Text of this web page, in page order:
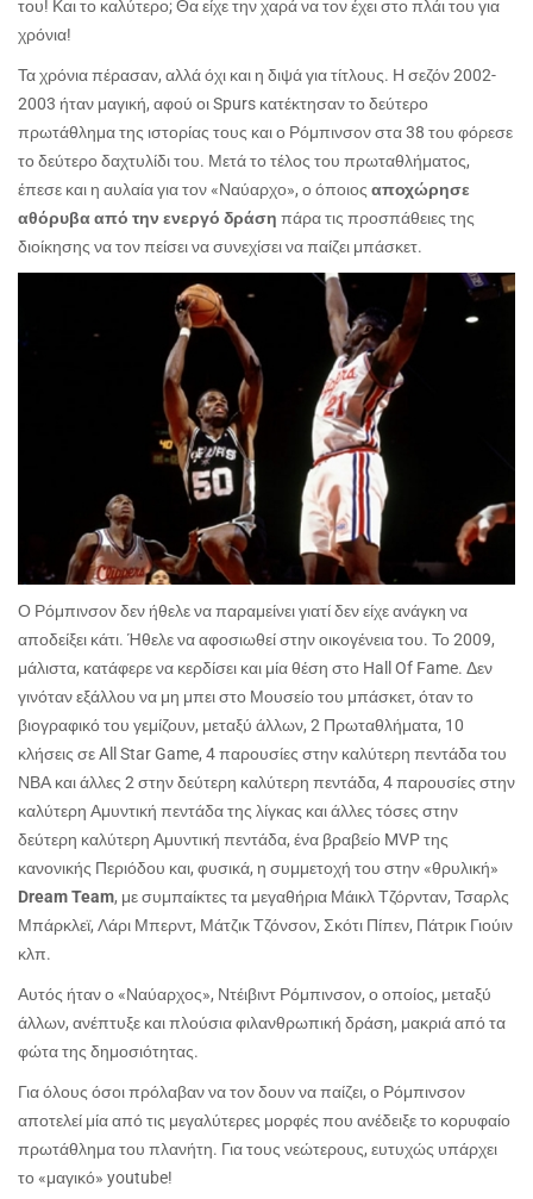
του! Και το καλύτερο; Θα είχε την χαρά να τον έχει στο πλάι του για
χρόνια!
Τα χρόνια πέρασαν, αλλά όχι και η διψά για τίτλους. Η σεζόν 2002-
2003 ήταν μαγική, αφού οι Spurs κατέκτησαν το δεύτερο
πρωτάθλημα της ιστορίας τους και ο Ρόμπινσον στα 38 του φόρεσε
το δεύτερο δαχτυλίδι του. Μετά το τέλος του πρωταθλήματος,
έπεσε και η αυλαία για τον «Ναύαρχο», ο όποιος αποχώρησε
αθόρυβα από την ενεργό δράση πάρα τις προσπάθειες της
διοίκησης να τον πείσει να συνεχίσει να παίζει μπάσκετ.
Ο Ρόμπινσον δεν ήθελε να παραμείνει γιατί δεν είχε ανάγκη να
αποδείξει κάτι. Ήθελε να αφοσιωθεί στην οικογένεια του. Το 2009,
μάλιστα, κατάφερε να κερδίσει και μία θέση στο Hall Of Fame. Δεν
γινόταν εξάλλου να μη μπει στο Μουσείο του μπάσκετ, όταν το
βιογραφικό του γεμίζουν, μεταξύ άλλων, 2 Πρωταθλήματα, 10
κλήσεις σε All Star Game, 4 παρουσίες στην καλύτερη πεντάδα του
ΝΒΑ και άλλες 2 στην δεύτερη καλύτερη πεντάδα, 4 παρουσίες στην
καλύτερη Αμυντική πεντάδα της λίγκας και άλλες τόσες στην
δεύτερη καλύτερη Αμυντική πεντάδα, ένα βραβείο MVP της
κανονικής Περιόδου και, φυσικά, η συμμετοχή του στην «θρυλική»
Dream Team, με συμπαίκτες τα μεγαθήρια Μάικλ Τζόρνταν, Τσαρλς
Μπάρκλεϊ, Λάρι Μπερντ, Μάτζικ Τζόνσον, Σκότι Πίπεν, Πάτρικ Γιούιν
κλπ.
Αυτός ήταν ο «Ναύαρχος», Ντέιβιντ Ρόμπινσον, ο οποίος, μεταξύ
άλλων, ανέπτυξε και πλούσια φιλανθρωπική δράση, μακριά από τα
φώτα της δημοσιότητας.
Για όλους όσοι πρόλαβαν να τον δουν να παίζει, ο Ρόμπινσον
αποτελεί μία από τις μεγαλύτερες μορφές που ανέδειξε το κορυφαίο
πρωτάθλημα του πλανήτη. Για τους νεώτερους, ευτυχώς υπάρχει
το «μαγικό» youtube!